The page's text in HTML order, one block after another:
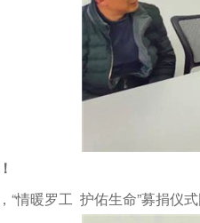
情暖罗工 护佑生命”募捐仪式